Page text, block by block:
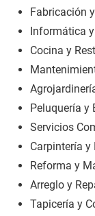
Fabricación
Informática
Cocina y
Peluquería y
Servicios
Carpintería y
Reforma y
Arreglo y
Tapicería y